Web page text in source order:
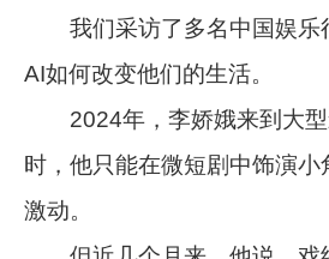
我们采访了多名中国娱乐
AI如何改变他们的生活。
2024年，李娇娥来到大型
时，他只能在微短剧中饰演
激动。